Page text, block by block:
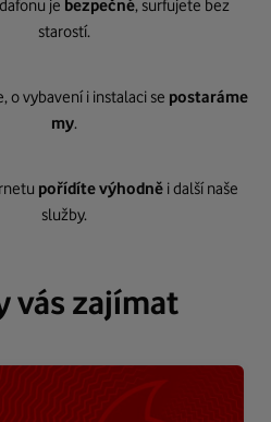
je bezpečné, surfujete bez
starostí.
o vybavení i instalaci se postaráme
my.
pořídíte výhodně i další naše
služby.
vás zajímat